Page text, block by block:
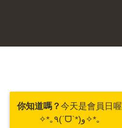
你知道嗎？ 今天是會員日喔
✧*｡٩(ˊᗜˋ*)و✧*｡